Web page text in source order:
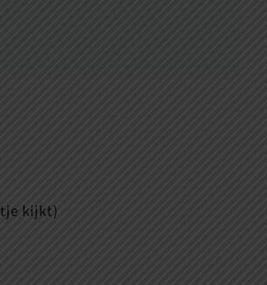
kijkt)